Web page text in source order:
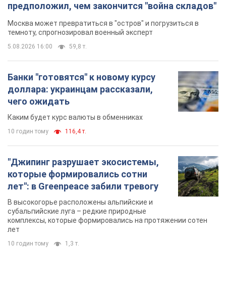
предположил, чем закончится "война складов"
Москва может превратиться в "остров" и погрузиться в
темноту, спрогнозировал военный эксперт
5.08.2026 16:00 59,8 т.
Банки "готовятся" к новому курсу
доллара: украинцам рассказали,
чего ожидать
Каким будет курс валюты в обменниках
10 годин тому 116,4 т.
"Джипинг разрушает экосистемы,
которые формировались сотни
лет": в Greenpeace забили тревогу
В высокогорье расположены альпийские и
субальпийские луга – редкие природные
комплексы, которые формировались на протяжении сотен
лет
10 годин тому 1,3 т.